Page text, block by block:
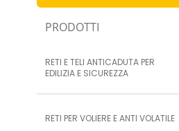
PRODOTTI
RETI E TELI ANTICADUTA PER
EDILIZIA E SICUREZZA
RETI PER VOLIERE E ANTI VOLATILE